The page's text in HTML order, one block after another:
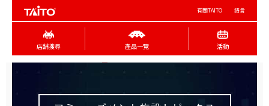
有關TAITO 語言
店舖搜尋 產品一覽 活動